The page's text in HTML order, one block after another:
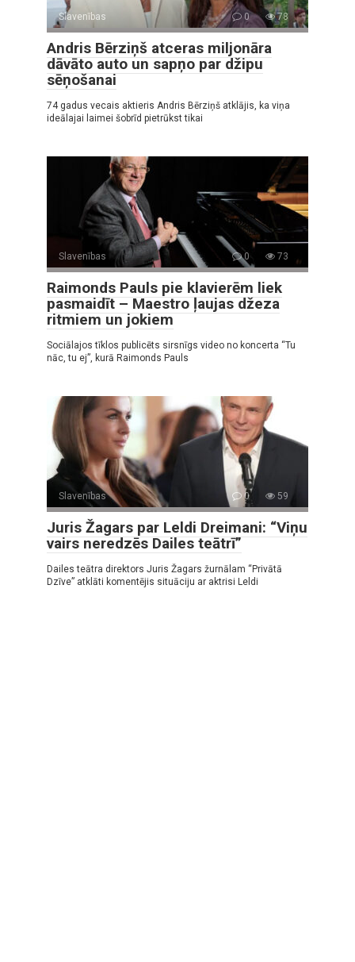
Slavenības 0 78
Andris Bērziņš atceras miljonāra
dāvāto auto un sapņo par džipu
sēņošanai
74 gadus vecais aktieris Andris Bērziņš atklājis, ka viņa
ideālajai laimei šobrīd pietrūkst tikai
Slavenības 0 73
Raimonds Pauls pie klavierēm liek
pasmaidīt – Maestro ļaujas džeza
ritmiem un jokiem
Sociālajos tīklos publicēts sirsnīgs video no koncerta “Tu
nāc, tu ej”, kurā Raimonds Pauls
Slavenības 0 59
Juris Žagars par Leldi Dreimani: “Viņu
vairs neredzēs Dailes teātrī”
Dailes teātra direktors Juris Žagars žurnālam “Privātā
Dzīve” atklāti komentējis situāciju ar aktrisi Leldi